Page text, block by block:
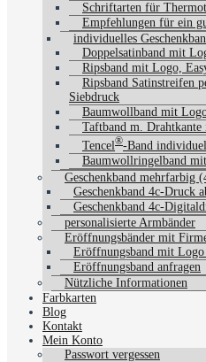
Schriftarten für
Empfehlungen für ein
individuelles
Doppelsatinband mit
Ripsband mit Logo,
Ripsband Satinstreifen
Siebdruck
Baumwollband mit
Taftband m.
Tencel®-Band
Baumwollringelband
Geschenkband mehrfarbig
Geschenkband 4c-Druck
Geschenkband 4c-
personalisierte Armbänder
Eröffnungsbänder mit
Eröffnungsband mit Logo
Eröffnungsband anfragen
Nützliche Informationen
Farbkarten
Blog
Kontakt
Mein Konto
Passwort vergessen